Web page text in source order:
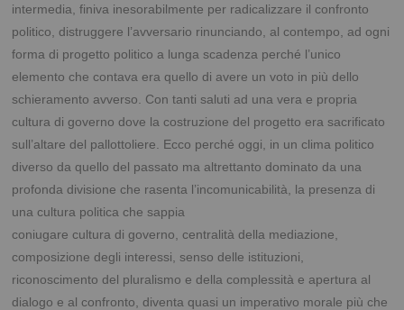
intermedia, finiva inesorabilmente per radicalizzare il confronto
politico, distruggere l’avversario rinunciando, al contempo, ad ogni
forma di progetto politico a lunga scadenza perché l’unico
elemento che contava era quello di avere un voto in più dello
schieramento avverso. Con tanti saluti ad una vera e propria
cultura di governo dove la costruzione del progetto era sacrificato
sull’altare del pallottoliere. Ecco perché oggi, in un clima politico
diverso da quello del passato ma altrettanto dominato da una
profonda divisione che rasenta l’incomunicabilità, la presenza di
una cultura politica che sappia
coniugare cultura di governo, centralità della mediazione,
composizione degli interessi, senso delle istituzioni,
riconoscimento del pluralismo e della complessità e apertura al
dialogo e al confronto,diventa quasi un imperativo morale più che